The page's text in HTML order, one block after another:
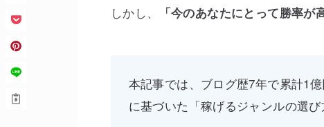
しかし、 「今のあなたにとって勝率が
本記事では、ブログ歴7年で累計1
に基づいた「稼げるジャンルの選び